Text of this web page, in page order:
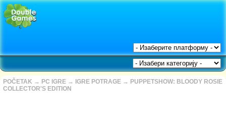
POČETAK → PC IGRE → IGRE POTRAGE → PUPPETSHOW: BLOODY ROSIE
COLLECTOR'S EDITION